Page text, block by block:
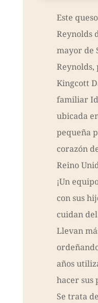
Este
Reynolds
mayor de
Kingcott
familiar
ubicada
pequeña
corazón
Reino
¡Un
con sus
cuidan
Llevan
años
hacer sus
Se trata